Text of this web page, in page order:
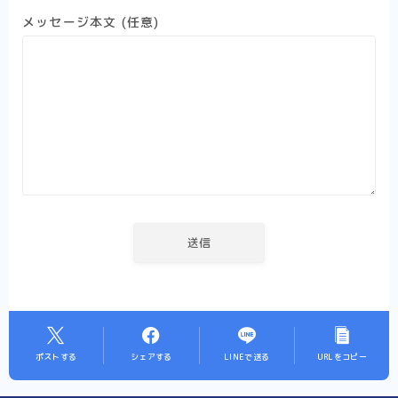
メッセージ本文 (任意)
ポストする シェアする LINEで送る URLをコピー